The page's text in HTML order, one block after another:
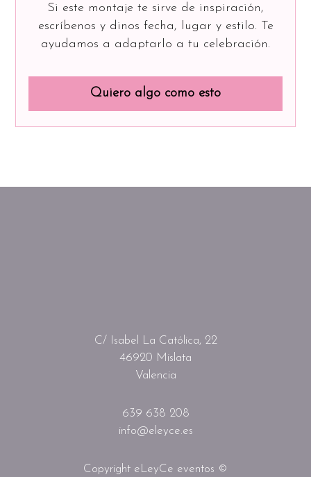
Si este montaje te sirve de inspiración,
escríbenos y dinos fecha, lugar y estilo. Te
ayudamos a adaptarlo a tu celebración.
Quiero algo como esto
C/ Isabel La Católica, 22
46920 Mislata
Valencia
639 638 208
info@eleyce.es
Copyright eLeyCe eventos ©